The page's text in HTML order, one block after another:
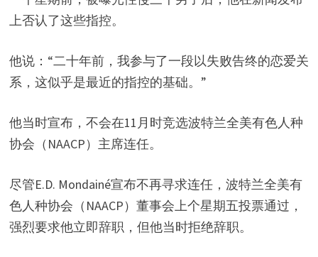
上否认了这些指控。
他说：“二十年前，我参与了一段以失败告终的恋爱关
系，这似乎是最近的指控的基础。”
他当时宣布，不会在11月时竞选波特兰全美有色人种
协会（NAACP）主席连任。
尽管E.D. Mondainé宣布不再寻求连任，波特兰全美有
色人种协会（NAACP）董事会上个星期五投票通过，
强烈要求他立即辞职，但他当时拒绝辞职。